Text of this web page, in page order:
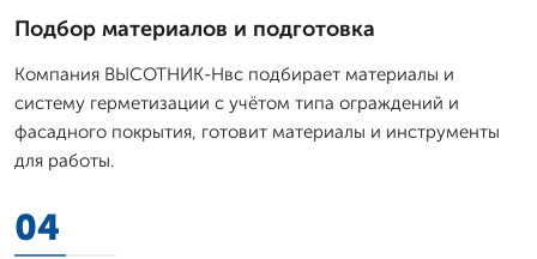
Подбор материалов и подготовка
Компания ВЫСОТНИК-Нвс подбирает материалы и
систему герметизации с учётом типа ограждений и
фасадного покрытия, готовит материалы и инструменты
для работы.
04